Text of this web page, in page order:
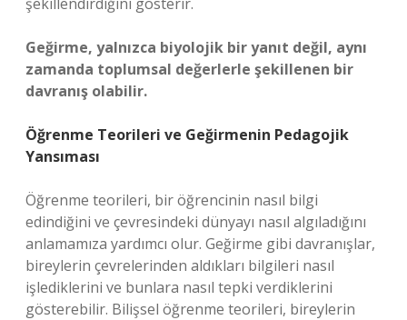
Geğirme, yalnızca biyolojik bir yanıt değil, aynı
zamanda toplumsal değerlerle şekillenen bir
davranış olabilir.
Öğrenme Teorileri ve Geğirmenin Pedagojik
Yansıması
Öğrenme teorileri, bir öğrencinin nasıl bilgi
edindiğini ve çevresindeki dünyayı nasıl algıladığını
anlamamıza yardımcı olur. Geğirme gibi davranışlar,
bireylerin çevrelerinden aldıkları bilgileri nasıl
işlediklerini ve bunlara nasıl tepki verdiklerini
gösterebilir. Bilişsel öğrenme teorileri, bireylerin